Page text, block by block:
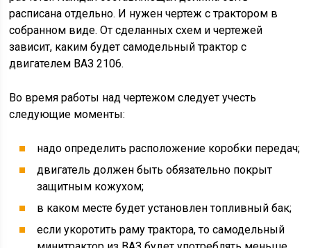
расписана отдельно. И нужен чертеж с трактором в
собранном виде. От сделанных схем и чертежей
зависит, каким будет самодельный трактор с
двигателем ВАЗ 2106.
Во время работы над чертежом следует учесть
следующие моменты:
надо определить расположение коробки передач;
двигатель должен быть обязательно покрыт
защитным кожухом;
в каком месте будет установлен топливный бак;
если укоротить раму трактора, то самодельный